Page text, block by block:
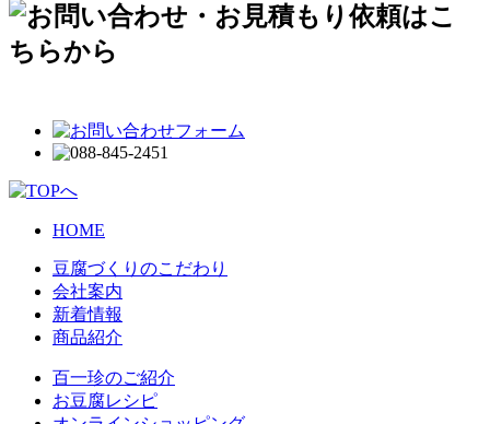
HOME
豆腐づくりのこだわり
会社案内
新着情報
商品紹介
百一珍のご紹介
お豆腐レシピ